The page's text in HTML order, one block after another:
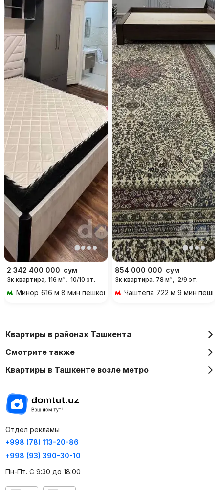
2 342 400 000 сум
3к квартира, 116 м², 10/10 эт.
Минор 616 м 8 мин пешком
854 000 000 сум
3к квартира, 78 м², 2/9 эт.
Чаштепа 722 м 9 мин
Квартиры в районах Ташкента
Смотрите также
Квартиры в Ташкенте возле метро
Отдел рекламы
+998 (78) 113-20-86
+998 (93) 390-30-10
Пн-Пт. С 9:30 до 18:00